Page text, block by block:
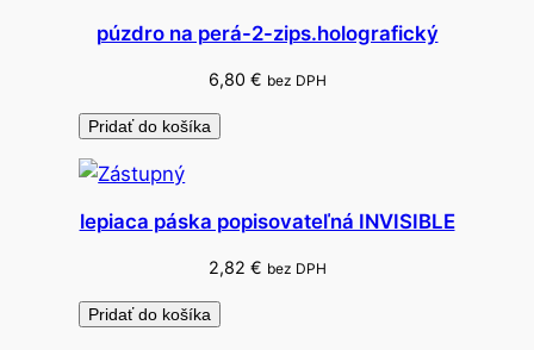
púzdro na perá-2-zips.holografický
6,80 € bez DPH
Pridať do košíka
lepiaca páska popisovateľná INVISIBLE
2,82 € bez DPH
Pridať do košíka